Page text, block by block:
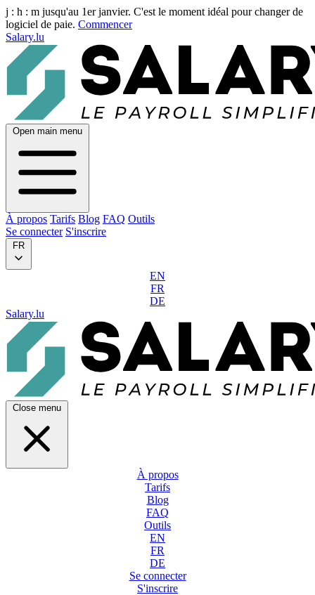
j : h : m jusqu'au 1er janvier. C'est le moment idéal pour changer de
logiciel de paie. Commencer
Salary.lu
Open main menu
À propos Tarifs Blog FAQ Outils
Se connecter S'inscrire
FR
EN
FR
DE
Salary.lu
Close menu
À propos
Tarifs
Blog
FAQ
Outils
EN
FR
DE
Se connecter
S'inscrire